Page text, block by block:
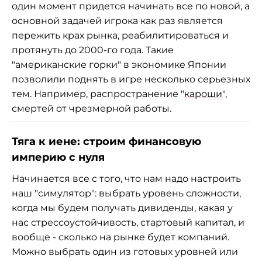
один момент придется начинать все по новой, а
основной задачей игрока как раз является
пережить крах рынка, реабилитироваться и
протянуть до 2000-го года. Такие
"американские горки" в экономике Японии
позволили поднять в игре несколько серьезных
тем. Например, распространение "кароши",
смертей от чрезмерной работы.
Тяга к иене: строим финансовую
империю с нуля
Начинается все с того, что нам надо настроить
наш "симулятор": выбрать уровень сложности,
когда мы будем получать дивиденды, какая у
нас стрессоустойчивость, стартовый капитал, и
вообще - сколько на рынке будет компаний.
Можно выбрать один из готовых уровней или